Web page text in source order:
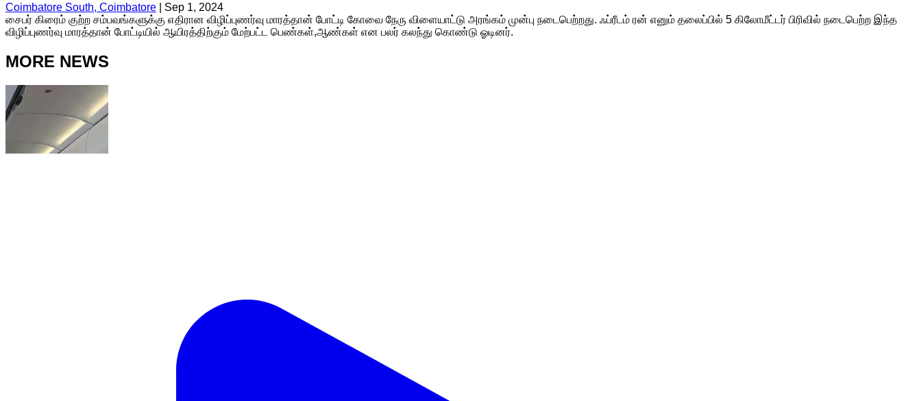
Coimbatore South, Coimbatore
Sep 1, 2024
சைபர் கிரைம் குற்ற சம்பவங்களுக்கு எதிரான விழிப்புணர்வு மாரத்தான் போட்டி கோவை நேரு விளையாட்டு அரங்கம் முன்பு நடைபெற்றது. ஃப்ரீடம் ரன் எனும் தலைப்பில் 5 கிலோமீட்டர் பிரிவில் நடைபெற்ற இந்த
விழிப்புணர்வு மாரத்தான் போட்டியில் ஆயிரத்திற்கும் மேற்பட்ட பெண்கள்,ஆண்கள் என பலர் கலந்து கொண்டு ஓடினர்.
MORE NEWS